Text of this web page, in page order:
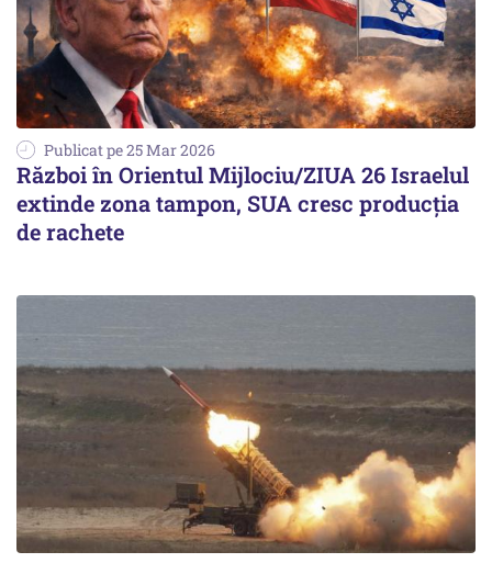
Publicat pe 25 Mar 2026
Război în Orientul Mijlociu/ZIUA 26 Israelul
extinde zona tampon, SUA cresc producția
de rachete